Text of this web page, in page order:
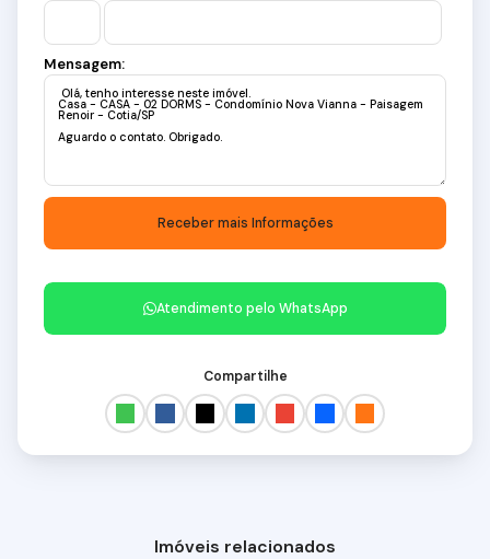
Mensagem:
Atendimento pelo WhatsApp
Compartilhe
Imóveis relacionados